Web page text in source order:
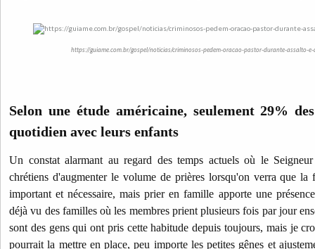
https://guiame.com.br/gospel/noticias/criminosos-pedem-oracao-pastor-durante-assalto-e-
Selon une étude américaine, seulement 29%
quotidien avec leurs enfants
Un constat alarmant au regard des temps actuels où le
chrétiens d'augmenter le volume de prières lorsqu'on verra que la
important et nécessaire, mais prier en famille apporte une
déjà vu des familles où les membres prient plusieurs fois par jour
sont des gens qui ont pris cette habitude depuis toujours, mais je
pourrait la mettre en place, peu importe les petites gênes et